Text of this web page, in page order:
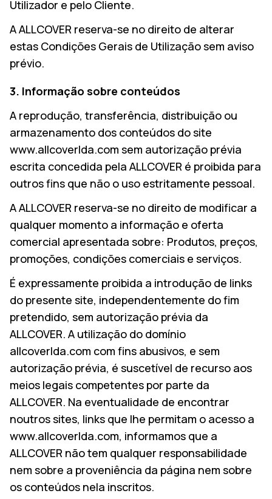
Utilizador e pelo Cliente.
A ALLCOVER reserva-se no direito de alterar
estas Condições Gerais de Utilização sem aviso
prévio.
3. Informação sobre conteúdos
A reprodução, transferência, distribuição ou
armazenamento dos conteúdos do site
www.allcoverlda.com sem autorização prévia
escrita concedida pela ALLCOVER é proibida para
outros fins que não o uso estritamente pessoal.
A ALLCOVER reserva-se no direito de modificar a
qualquer momento a informação e oferta
comercial apresentada sobre: Produtos, preços,
promoções, condições comerciais e serviços.
É expressamente proibida a introdução de links
do presente site, independentemente do fim
pretendido, sem autorização prévia da
ALLCOVER. A utilização do domínio
allcoverlda.com com fins abusivos, e sem
autorização prévia, é suscetível de recurso aos
meios legais competentes por parte da
ALLCOVER. Na eventualidade de encontrar
noutros sites, links que lhe permitam o acesso a
www.allcoverlda.com, informamos que a
ALLCOVER não tem qualquer responsabilidade
nem sobre a proveniência da página nem sobre
os conteúdos nela inscritos.